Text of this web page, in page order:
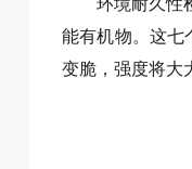
环境耐久性
能有机物。这七
变脆，强度将大